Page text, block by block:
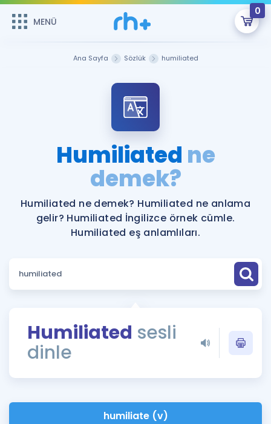
MENÜ
0
Şifremi Hatırlamıyorum
Sepetin Şu An Boş.
Remzi Hoca ile seni sınava hazırlayacak onlarca eğitim seni
bekliyor!
MENÜ
Katılımcı Görüşleri
Faydalı Araçlar
Ücretsiz Kaynaklar
ÖSYM Sınav Takvimi
Kampanyalar
İngilizce Gramer
İngilizce Gramer
Ana Sayfa Sözlük humiliated
Humiliated ne
demek?
Humiliated ne demek? Humiliated ne anlama
gelir? Humiliated İngilizce örnek cümle.
Humiliated eş anlamlıları.
Humiliated sesli
dinle
humiliate (v)